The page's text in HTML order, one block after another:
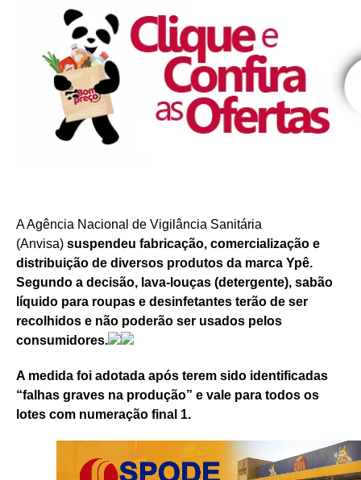
A Agência Nacional de Vigilância Sanitária
(Anvisa) suspendeu fabricação, comercialização e
distribuição de diversos produtos da marca Ypê.
Segundo a decisão, lava-louças (detergente), sabão
líquido para roupas e desinfetantes terão de ser
recolhidos e não poderão ser usados pelos
consumidores.
A medida foi adotada após terem sido identificadas
“falhas graves na produção” e vale para todos os
lotes com numeração final 1.